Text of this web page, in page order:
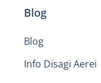
Blog
Blog
Info Disagi Aerei